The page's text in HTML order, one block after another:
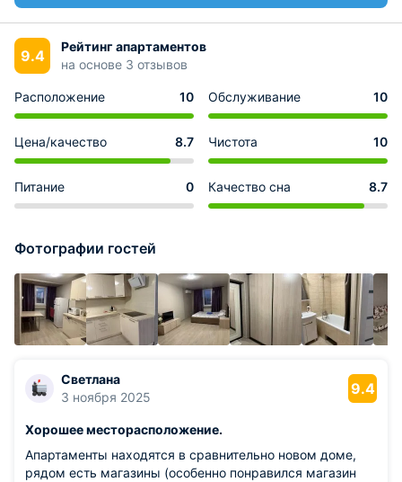
9.4
Рейтинг апартаментов
на основе 3 отзывов
Расположение 10 Обслуживание 10
Цена/качество 8.7 Чистота 10
Питание 0 Качество сна 8.7
Фотографии гостей
Светлана
3 ноября 2025
9.4
Хорошее месторасположение.
Апартаменты находятся в сравнительно новом доме,
рядом есть магазины (особенно понравился магазин